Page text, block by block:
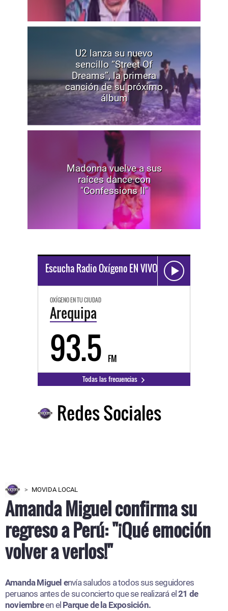
U2 lanza su nuevo
sencillo “Street Of
Dreams”, la primera
canción de su próximo
álbum
Madonna vuelve a sus
raíces dance con
"Confessions II"
Escucha Radio Oxígeno EN VIVO
OXÍGENO EN TU CIUDAD
Arequipa
93.5 FM
Todas las frecuencias
Redes Sociales
MOVIDA LOCAL
Amanda Miguel confirma su
regreso a Perú: "¡Qué emoción
volver a verlos!"
Amanda Miguel envía saludos a todos sus seguidores
peruanos antes de su concierto que se realizará el21 de
noviembreen el Parque de la Exposición.